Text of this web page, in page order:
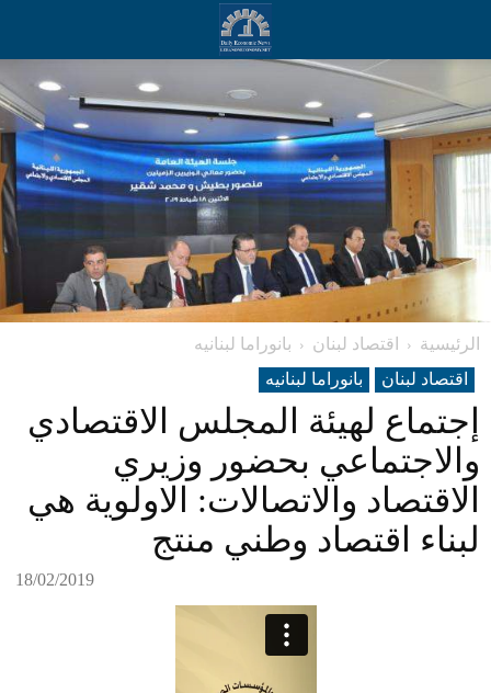
الرئيسية اقتصاد لبنان
بانوراما لبنانیه
اقتصاد لبنان
بانوراما لبنانیه
إجتماع لهيئة المجلس الاقتصادي
والاجتماعي بحضور وزيري
الاقتصاد والاتصالات: الاولوية هي
لبناء اقتصاد وطني منتج
18/02/2019